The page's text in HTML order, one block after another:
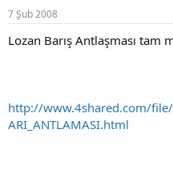
u
b
a
a
n
ç
t
h
i
7 Şub 2008
Lozan Barış Antlaşması tam
http://www.4shared.com/
ARI_ANTLAMASI.html